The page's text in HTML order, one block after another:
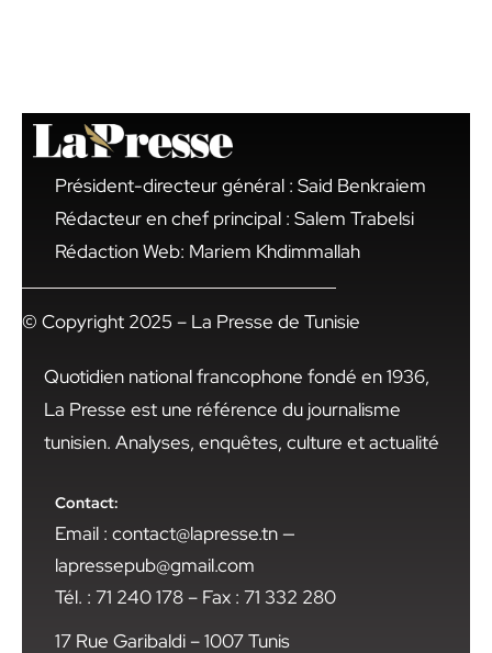
Président-directeur général : Said Benkraiem
Rédacteur en chef principal : Salem Trabelsi
Rédaction Web: Mariem Khdimmallah
© Copyright 2025 – La Presse de Tunisie
Quotidien national francophone fondé en 1936,
La Presse est une référence du journalisme
tunisien. Analyses, enquêtes, culture et actualité
Contact:
Email : contact@lapresse.tn —
lapressepub@gmail.com
Tél. : 71 240 178 – Fax : 71 332 280
17 Rue Garibaldi – 1007 Tunis